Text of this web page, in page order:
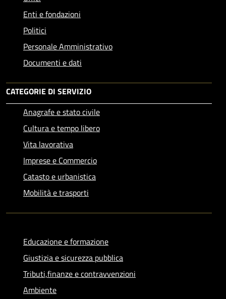
Enti e fondazioni
Politici
Personale Amministrativo
Documenti e dati
CATEGORIE DI SERVIZIO
Anagrafe e stato civile
Cultura e tempo libero
Vita lavorativa
Imprese e Commercio
Catasto e urbanistica
Mobilità e trasporti
Educazione e formazione
Giustizia e sicurezza pubblica
Tributi,finanze e contravvenzioni
Ambiente